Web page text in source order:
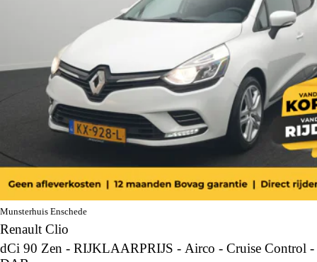
Munsterhuis Enschede
Renault Clio
dCi 90 Zen - RIJKLAARPRIJS - Airco - Cruise Control -